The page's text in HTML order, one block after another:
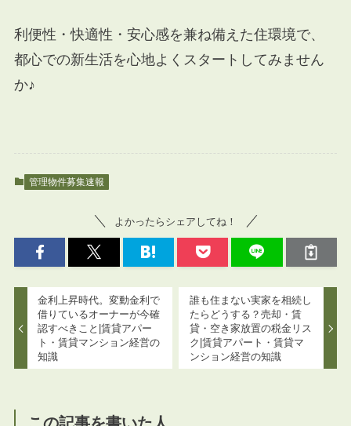
利便性・快適性・安心感を兼ね備えた住環境で、
都心での新生活を心地よくスタートしてみません
か♪
管理物件募集速報
よかったらシェアしてね！
金利上昇時代。変動金利で
借りているオーナーが今確
認すべきこと|賃貸アパー
ト・賃貸マンション経営の
知識
誰も住まない実家を相続し
たらどうする？売却・賃
貸・空き家放置の税金リス
ク|賃貸アパート・賃貸マ
ンション経営の知識